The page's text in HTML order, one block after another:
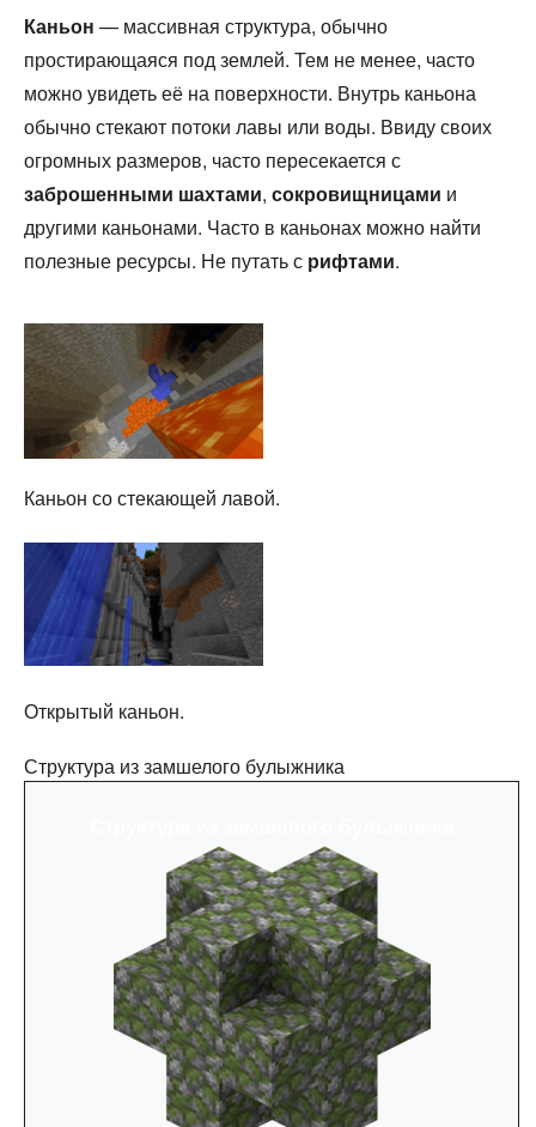
Каньон — массивная структура, обычно
простирающаяся под землей. Тем не менее, часто
можно увидеть её на поверхности. Внутрь каньона
обычно стекают потоки лавы или воды. Ввиду своих
огромных размеров, часто пересекается с
заброшенными шахтами, сокровищницами и
другими каньонами. Часто в каньонах можно найти
полезные ресурсы. Не путать с рифтами.
Каньон со стекающей лавой.
Открытый каньон.
Структура из замшелого булыжника